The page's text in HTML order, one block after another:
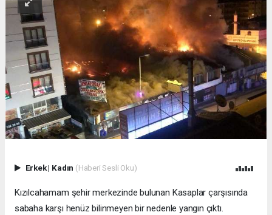
Erkek| Kadın (Haberi Sesli Oku)
Kızılcahamam şehir merkezinde bulunan Kasaplar çarşısında
sabaha karşı henüz bilinmeyen bir nedenle yangın çıktı.